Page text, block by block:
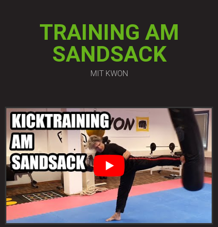
TRAINING AM
SANDSACK
MIT KWON